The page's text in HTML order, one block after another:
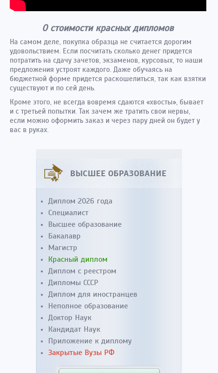
О стоимости красных дипломов
На самом деле, покупка образца не считается дорогим
удовольствием. Если посчитать сколько денег придется
потратить на сдачу зачетов, экзаменов, курсовых, то наши
предложения устроят каждого. Даже обучаясь на
бюджетной форме придется раскошелиться, так как взятки
существуют и по сей день.
Кроме этого, не всегда вовремя сдаются «хвосты», бывает
и с третьей попытки. Так зачем же тратить свои нервы,
если можно оформить заказ и через пару дней он будет у
вас в руках.
ВЫСШЕЕ ОБРАЗОВАНИЕ
Диплом 2026 года
Специалист
Высшее образование
Бакалавр
Магистр
Красный диплом
Диплом с реестром
Дипломы СССР
Диплом для иностранцев
Неполное образование
Доктор Наук
Кандидат Наук
Приложение к диплому
Закрытые Вузы РФ